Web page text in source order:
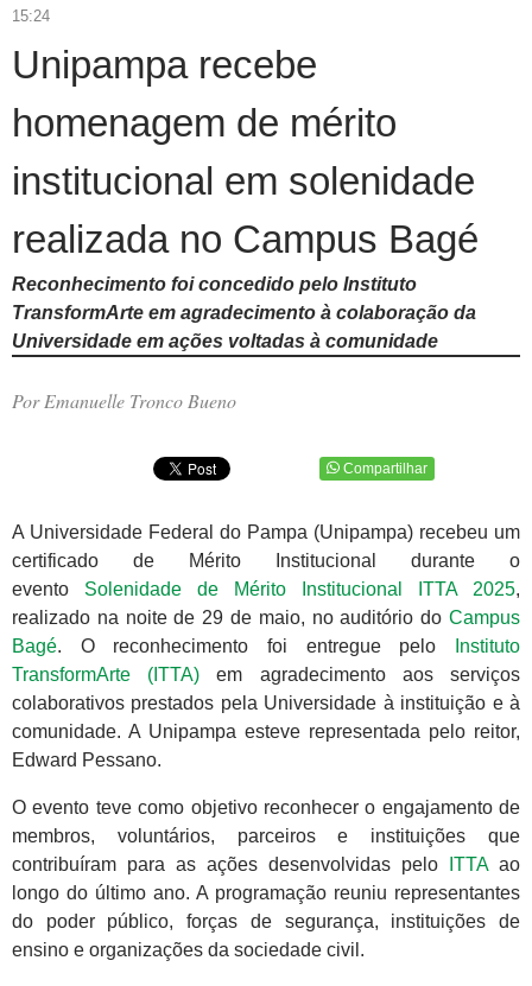
15:24
Unipampa recebe
homenagem de mérito
institucional em solenidade
realizada no Campus Bagé
Reconhecimento foi concedido pelo Instituto
TransformArte em agradecimento à colaboração da
Universidade em ações voltadas à comunidade
Por Emanuelle Tronco Bueno
Compartilhar
A Universidade Federal do Pampa (Unipampa) recebeu um
certificado de Mérito Institucional durante o
evento Solenidade de Mérito Institucional ITTA 2025,
realizado na noite de 29 de maio, no auditório do Campus
Bagé. O reconhecimento foi entregue pelo
Instituto
TransformArte (ITTA) em agradecimento aos serviços
colaborativos prestados pela Universidade à instituição e à
comunidade. A Unipampa esteve representada pelo reitor,
Edward Pessano.
O evento teve como objetivo reconhecer o engajamento de
membros, voluntários, parceiros e instituições que
contribuíram para as ações desenvolvidas pelo
ITTAao
longo do último ano. A programação reuniu representantes
do poder público, forças de segurança, instituições de
ensino e organizações da sociedade civil.